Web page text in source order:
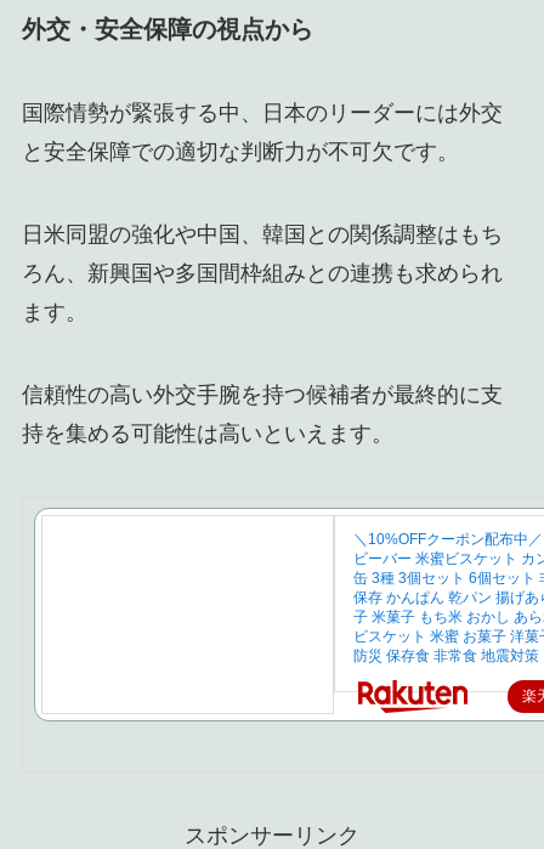
外交・安全保障の視点から
国際情勢が緊張する中、日本のリーダーには外交
と安全保障での適切な判断力が不可欠です。
日米同盟の強化や中国、韓国との関係調整はもち
ろん、新興国や多国間枠組みとの連携も求められ
ます。
信頼性の高い外交手腕を持つ候補者が最終的に支
持を集める可能性は高いといえます。
＼10%OFFクーポン配布中
ビーバー 米蜜ビスケット カ
缶 3種 3個セット 6個セット
保存 かんぱん 乾パン 揚げあ
子 米菓子 もち米 おかし あ
ビスケット 米蜜 お菓子 洋菓
防災 保存食 非常食 地震対策
楽
スポンサーリンク